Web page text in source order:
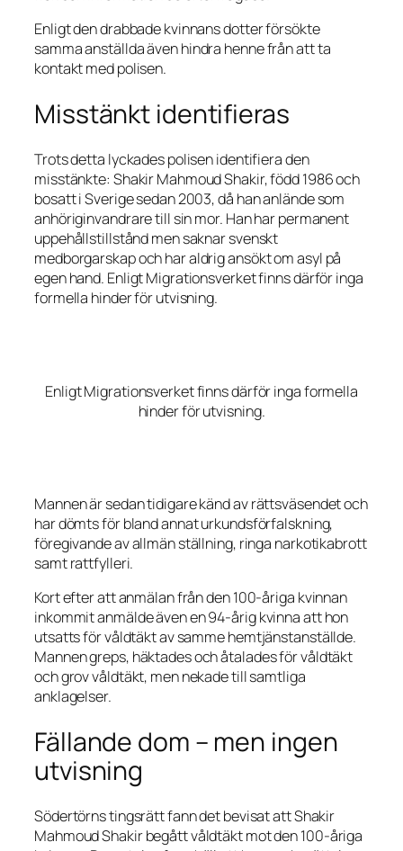
Enligt den drabbade kvinnans dotter försökte
samma anställda även hindra henne från att ta
kontakt med polisen.
Misstänkt identifieras
Trots detta lyckades polisen identifiera den
misstänkte: Shakir Mahmoud Shakir, född 1986 och
bosatt i Sverige sedan 2003, då han anlände som
anhöriginvandrare till sin mor. Han har permanent
uppehållstillstånd men saknar svenskt
medborgarskap och har aldrig ansökt om asyl på
egen hand. Enligt Migrationsverket finns därför inga
formella hinder för utvisning.
Enligt Migrationsverket finns därför inga formella
hinder för utvisning.
Mannen är sedan tidigare känd av rättsväsendet och
har dömts för bland annat urkundsförfalskning,
föregivande av allmän ställning, ringa narkotikabrott
samt rattfylleri.
Kort efter att anmälan från den 100-åriga kvinnan
inkommit anmälde även en 94-årig kvinna att hon
utsatts för våldtäkt av samme hemtjänstanställde.
Mannen greps, häktades och åtalades för våldtäkt
och grov våldtäkt, men nekade till samtliga
anklagelser.
Fällande dom – men ingen
utvisning
Södertörns tingsrätt fann det bevisat att Shakir
Mahmoud Shakir begått våldtäkt mot den 100-åriga